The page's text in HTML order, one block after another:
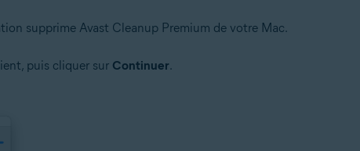
supprime Avast Cleanup Premium de votre Mac.
puis cliquer sur Continuer.